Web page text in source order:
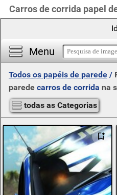
Carros de corrida papel
Menu
Todos os papéis de parede /
parede carros de corrida na
todas as Categorias